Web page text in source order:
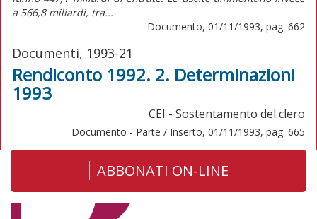
a 566,8 miliardi, tra...
Documento, 01/11/1993, pag. 662
Documenti, 1993-21
Rendiconto 1992. 2. Determinazioni
1993
CEI - Sostentamento del clero
Documento - Parte / Inserto, 01/11/1993, pag. 665
ABBONATI ON-LINE